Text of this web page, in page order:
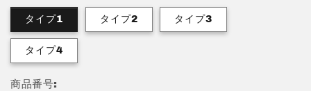
タイプ1 タイプ2 タイプ3
タイプ4
商品番号: